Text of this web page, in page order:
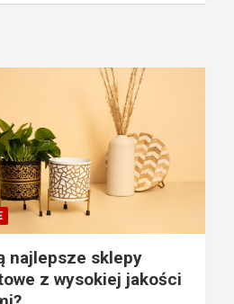
najlepsze sklepy
z wysokiej jakości